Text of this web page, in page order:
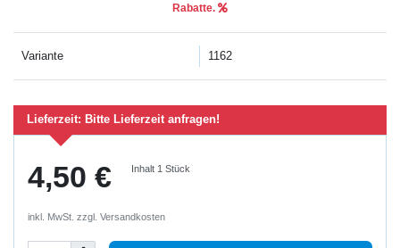
Rabatte.
Variante 1162
Lieferzeit: Bitte Lieferzeit anfragen!
4,50 € Inhalt1Stück
inkl. MwSt. zzgl. Versandkosten